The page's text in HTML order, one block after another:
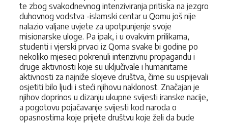
te zbog svakodnevnog intenziviranja pritiska na jezgro
duhovnog vodstva -islamski centar u Qomu još nije
nalazio valjane uvjete za upotpunjenje svoje
misionarske uloge. Pa ipak, i u ovakvim prilikama,
studenti i vjerski prvaci iz Qoma svake bi godine po
nekoliko mjeseci pokrenuli intenzivnu propagandu i
druge aktivnosti koje su uključivale i humanitarne
aktivnosti za najniže slojeve društva, čime su uspijevali
osjetiti bilo ljudi i steći njihovu naklonost. Značajan je
njihov doprinos u dizanju ukupne svijesti iranske nacije,
a pogotovu pojačavanje svijesti kod naroda o
opasnostima koje pri­jete društvu koje želi da bude